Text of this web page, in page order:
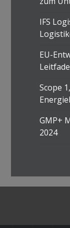
IFS
EU-
Scope
GMP+
2024